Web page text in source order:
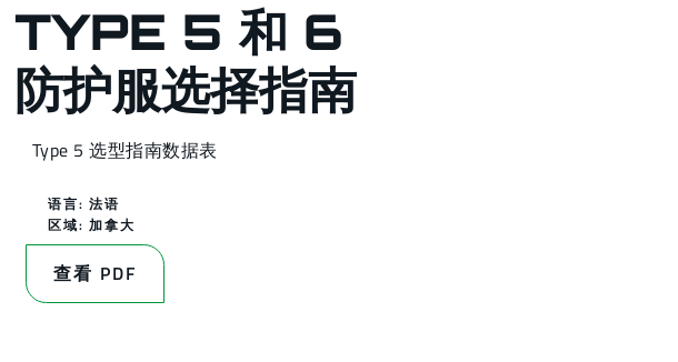
TYPE 5 和 6
防护服选择指南
Type 5 选型指南数据表
语言: 法语
区域:加拿大
查看 PDF